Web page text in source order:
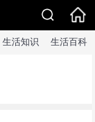
生活知识 生活百科